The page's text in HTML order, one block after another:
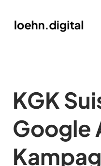
KGK
Google